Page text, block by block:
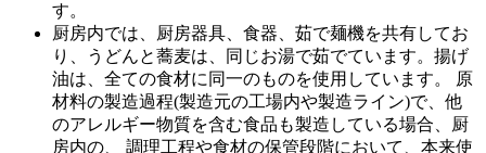
す。
厨房内では、厨房器具、食器、茹で麺機を共有してお
り、うどんと蕎麦は、同じお湯で茹でています。揚げ
油は、全ての食材に同一のものを使用しています。 原
材料の製造過程(製造元の工場内や製造ライン)で、他
のアレルギー物質を含む食品も製造している場合、厨
房内の、 調理工程や食材の保管段階において、本来使